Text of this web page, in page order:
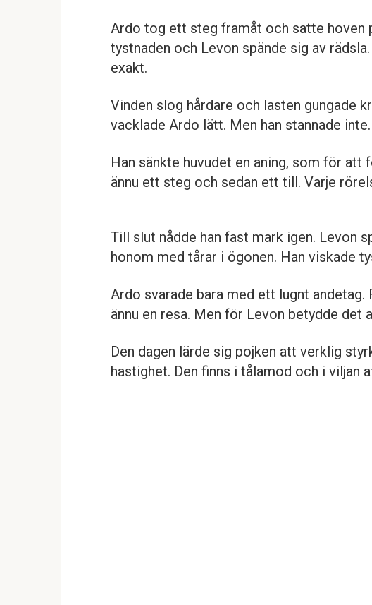
Ardo tog ett steg framåt och satte hoven
tystnaden och Levon spände sig av
exakt.
Vinden slog hårdare och lasten gungade
vacklade Ardo lätt. Men han stannade inte.
Han sänkte huvudet en aning, som för att
ännu ett steg och sedan ett till. Varje
Till slut nådde han fast mark igen. Levon
honom med tårar i ögonen. Han viskade
Ardo svarade bara med ett lugnt
ännu en resa. Men för Levon betydde det
Den dagen lärde sig pojken att verklig
hastighet. Den finns i tålamod och i viljan